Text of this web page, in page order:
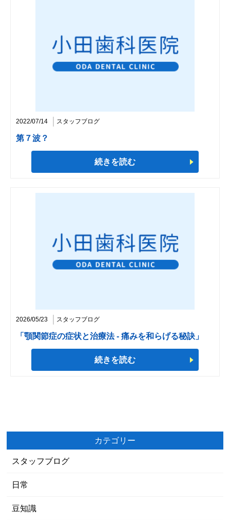
2022/07/14 スタッフブログ
第７波？
続きを読む
2026/05/23 スタッフブログ
「顎関節症の症状と治療法 - 痛みを和らげる秘訣」
続きを読む
カテゴリー
スタッフブログ
日常
豆知識